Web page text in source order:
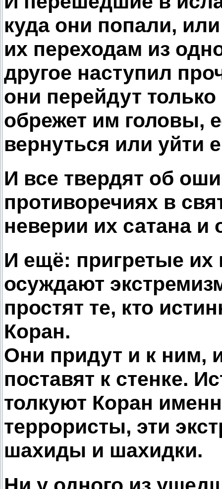
куда они попали,
их переходам из
другое наступил
они перейдут
обрежет им головы,
вернуться или уйти
И все твердят об
противоречиях в
неверии их сатана и
И ещё: пригретые
осуждают
простят те, кто
Коран.
Они придут и к ним,
поставят к стенке.
толкуют Коран
террористы, эти
шахиды и шахидки.